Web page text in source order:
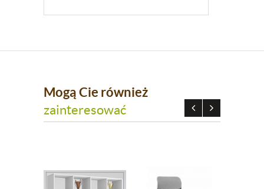
Mogą Cie również
zainteresować